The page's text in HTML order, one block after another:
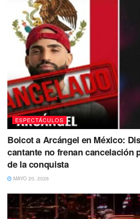
No dejes de Leer
ESPECTÁCULOS
Boicot a Arcángel en México:
cantante no frenan cancelación
de la conquista
MAYO 20, 2026